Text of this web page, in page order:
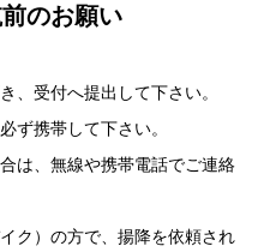
のお願い
、受付へ提出して下さい。
ず携帯して下さい。
は、無線や携帯電話でご連絡
ク）の方で、揚降を依頼され